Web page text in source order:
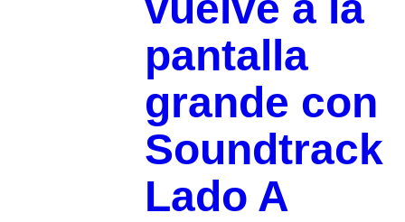
pantalla
grande con
Soundtrack
Lado A